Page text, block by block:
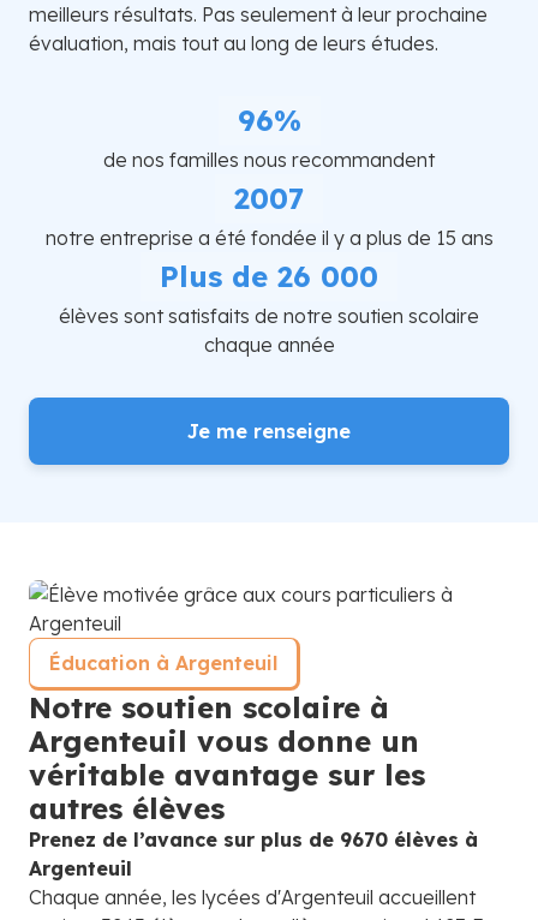
meilleurs résultats. Pas seulement à leur prochaine
évaluation, mais tout au long de leurs études.
96%
de nos familles nous recommandent
2007
notre entreprise a été fondée il y a plus de 15 ans
Plus de 26 000
élèves sont satisfaits de notre soutien scolaire
chaque année
Je me renseigne
Éducation à Argenteuil
Notre soutien scolaire à
Argenteuil vous donne un
véritable avantage sur les
autres élèves
Prenez de l’avance sur plus de 9670 élèves à
Argenteuil
Chaque année, les lycées d'Argenteuil accueillent